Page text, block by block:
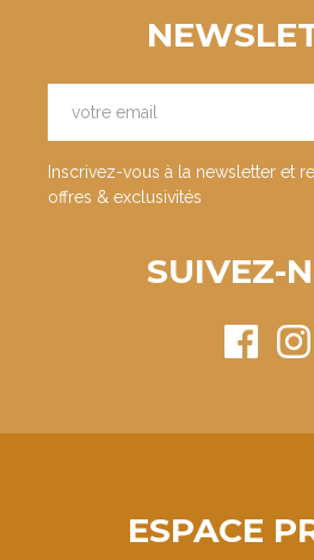
Inscrivez-vous à la newsletter et
offres & exclusivités
SUIVEZ-
ESPACE